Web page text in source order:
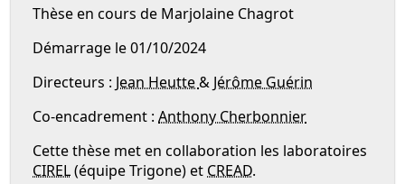
Thèse en cours de Marjolaine Chagrot
Démarrage le 01/10/2024
Directeurs : Jean Heutte& Jérôme Guérin
Co-encadrement : Anthony Cherbonnier
Cette thèse met en collaboration les laboratoires
CIREL(équipe Trigone) et CREAD.